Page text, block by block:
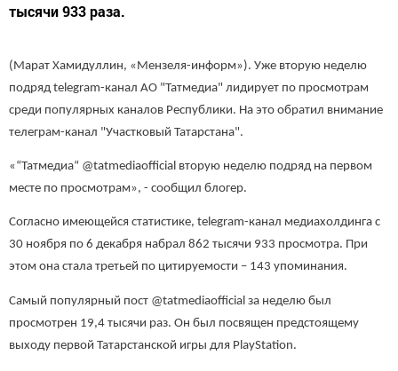
тысячи 933 раза.
(Марат Хамидуллин, «Мензеля-информ»). Уже вторую неделю
подряд telegram-канал АО "Татмедиа" лидирует по просмотрам
среди популярных каналов Республики. На это обратил внимание
телеграм-канал "Участковый Татарстана".
«“Татмедиа“ @tatmediaofficial вторую неделю подряд на первом
месте по просмотрам», - сообщил блогер.
Согласно имеющейся статистике, telegram-канал медиахолдинга с
30 ноября по 6 декабря набрал 862 тысячи 933 просмотра. При
этом она стала третьей по цитируемости – 143 упоминания.
Самый популярный пост @tatmediaofficial за неделю был
просмотрен 19,4 тысячи раз. Он был посвящен предстоящему
выходу первой Татарстанской игры для PlayStation.